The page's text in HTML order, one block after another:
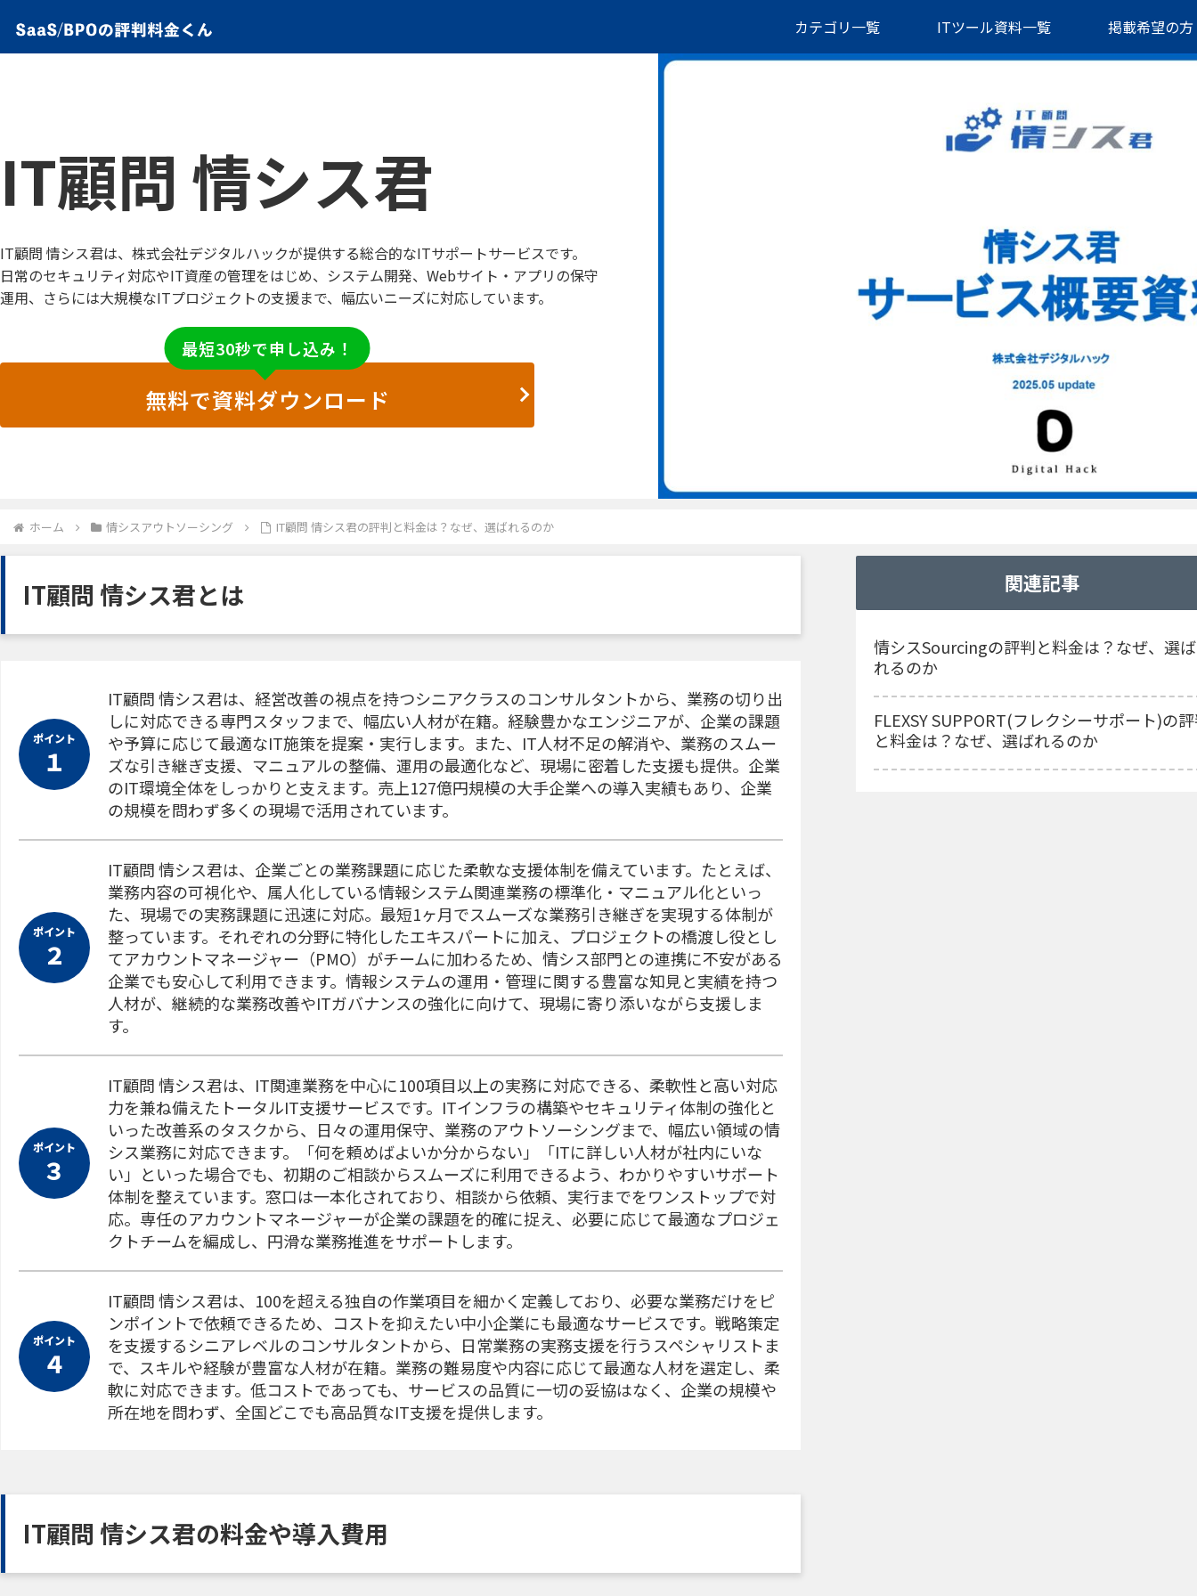
カテゴリ一覧 ITツール資料一覧 掲載希望の方
IT顧問 情シス君
IT顧問 情シス君は、株式会社デジタルハックが提供する総合的なITサポートサービスです。
日常のセキュリティ対応やIT資産の管理をはじめ、システム開発、Webサイト・アプリの保守
運用、さらには大規模なITプロジェクトの支援まで、幅広いニーズに対応しています。
最短30秒で申し込み！
無料で資料ダウンロード
ホーム 情シスアウトソーシング IT顧問 情シス君の評判と料金は？なぜ、選ばれるのか
IT顧問 情シス君とは
ポイント
１
IT顧問 情シス君は、経営改善の視点を持つシニアクラスのコンサルタントから、業務の切り出
しに対応できる専門スタッフまで、幅広い人材が在籍。経験豊かなエンジニアが、企業の課題
や予算に応じて最適なIT施策を提案・実行します。また、IT人材不足の解消や、業務のスムー
ズな引き継ぎ支援、マニュアルの整備、運用の最適化など、現場に密着した支援も提供。企業
のIT環境全体をしっかりと支えます。売上127億円規模の大手企業への導入実績もあり、企業
の規模を問わず多くの現場で活用されています。
ポイント
２
IT顧問 情シス君は、企業ごとの業務課題に応じた柔軟な支援体制を備えています。たとえば、
業務内容の可視化や、属人化している情報システム関連業務の標準化・マニュアル化といっ
た、現場での実務課題に迅速に対応。最短1ヶ月でスムーズな業務引き継ぎを実現する体制が
整っています。それぞれの分野に特化したエキスパートに加え、プロジェクトの橋渡し役とし
てアカウントマネージャー（PMO）がチームに加わるため、情シス部門との連携に不安がある
企業でも安心して利用できます。情報システムの運用・管理に関する豊富な知見と実績を持つ
人材が、継続的な業務改善やITガバナンスの強化に向けて、現場に寄り添いながら支援しま
す。
ポイント
３
IT顧問 情シス君は、IT関連業務を中心に100項目以上の実務に対応できる、柔軟性と高い対応
力を兼ね備えたトータルIT支援サービスです。ITインフラの構築やセキュリティ体制の強化と
いった改善系のタスクから、日々の運用保守、業務のアウトソーシングまで、幅広い領域の情
シス業務に対応できます。「何を頼めばよいか分からない」「ITに詳しい人材が社内にいな
い」といった場合でも、初期のご相談からスムーズに利用できるよう、わかりやすいサポート
体制を整えています。窓口は一本化されており、相談から依頼、実行までをワンストップで対
応。専任のアカウントマネージャーが企業の課題を的確に捉え、必要に応じて最適なプロジェ
クトチームを編成し、円滑な業務推進をサポートします。
ポイント
４
IT顧問 情シス君は、100を超える独自の作業項目を細かく定義しており、必要な業務だけをピ
ンポイントで依頼できるため、コストを抑えたい中小企業にも最適なサービスです。戦略策定
を支援するシニアレベルのコンサルタントから、日常業務の実務支援を行うスペシャリストま
で、スキルや経験が豊富な人材が在籍。業務の難易度や内容に応じて最適な人材を選定し、柔
軟に対応できます。低コストであっても、サービスの品質に一切の妥協はなく、企業の規模や
所在地を問わず、全国どこでも高品質なIT支援を提供します。
IT顧問 情シス君の料金や導入費用
関連記事
情シスSourcingの評判と料金は？なぜ、選ば
れるのか
FLEXSY SUPPORT(フレクシーサポート)の
と料金は？なぜ、選ばれるのか